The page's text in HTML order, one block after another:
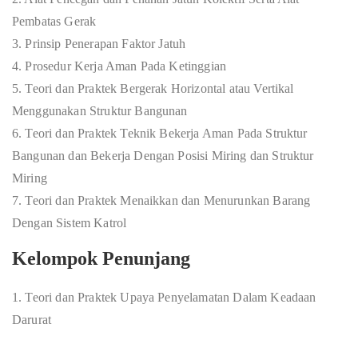
Pembatas Gerak
3. Prinsip Penerapan Faktor Jatuh
4. Prosedur Kerja Aman Pada Ketinggian
5. Teori dan Praktek Bergerak Horizontal atau Vertikal
Menggunakan Struktur Bangunan
6. Teori dan Praktek Teknik Bekerja Aman Pada Struktur
Bangunan dan Bekerja Dengan Posisi Miring dan Struktur
Miring
7. Teori dan Praktek Menaikkan dan Menurunkan Barang
Dengan Sistem Katrol
Kelompok Penunjang
1. Teori dan Praktek Upaya Penyelamatan Dalam Keadaan
Darurat